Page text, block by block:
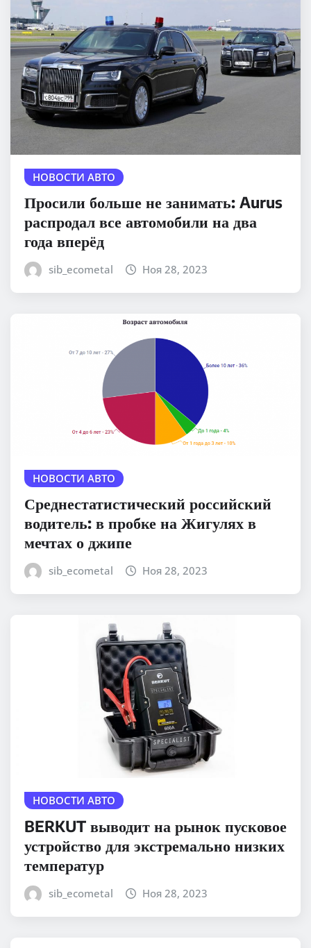
НОВОСТИ АВТО
Просили больше не занимать: Aurus
распродал все автомобили на два
года вперёд
sib_ecometal Ноя 28, 2023
НОВОСТИ АВТО
Среднестатистический российский
водитель: в пробке на Жигулях в
мечтах о джипе
sib_ecometal Ноя 28, 2023
НОВОСТИ АВТО
BERKUT выводит на рынок пусковое
устройство для экстремально низких
температур
sib_ecometal Ноя 28, 2023